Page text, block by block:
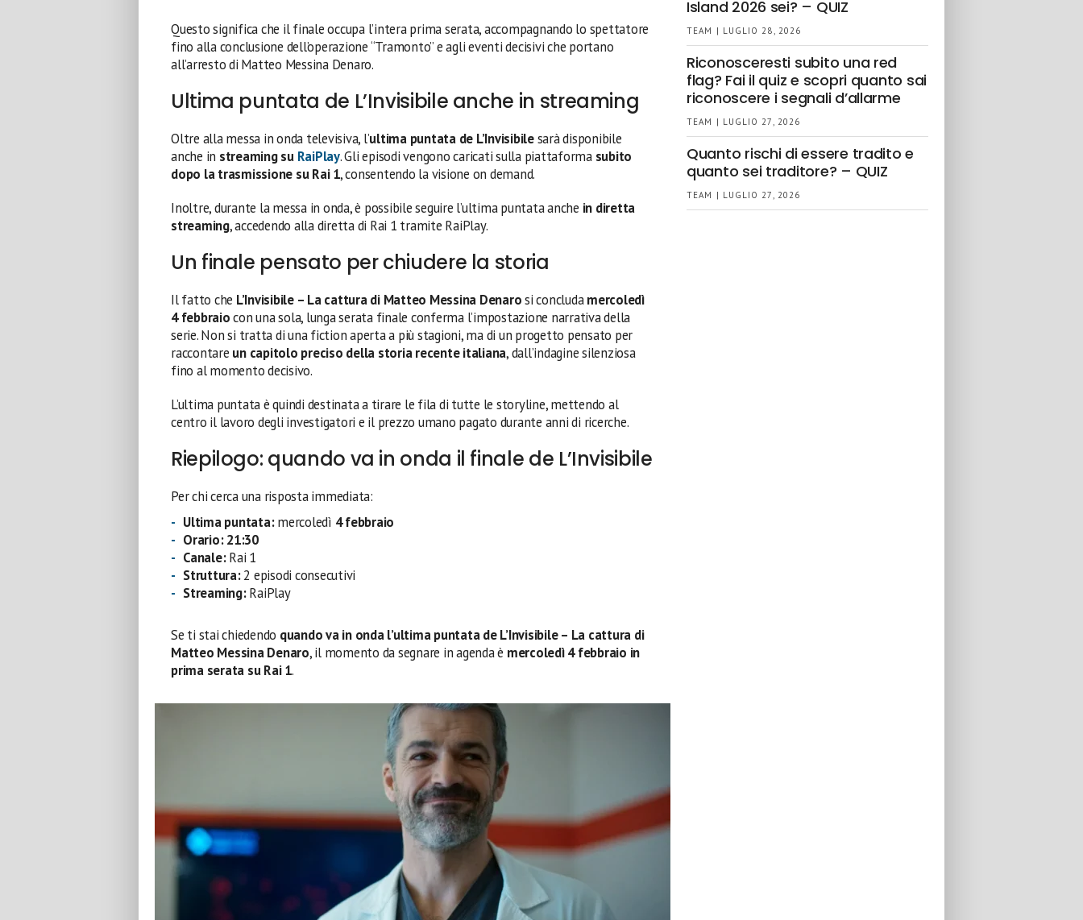
Questo significa che il finale occupa l’intera prima serata, accompagnando lo spettatore
fino alla conclusione dell’operazione “Tramonto” e agli eventi decisivi che portano
all’arresto di Matteo Messina Denaro.
Ultima puntata de L’Invisibile anche in streaming
Oltre alla messa in onda televisiva, l’ultima puntata de L’Invisibilesarà disponibile
anche in streaming su RaiPlay. Gli episodi vengono caricati sulla piattaforma subito
dopo la trasmissione su Rai 1, consentendo la visione on demand.
Inoltre, durante la messa in onda, è possibile seguire l’ultima puntata anche in diretta
streaming, accedendo alla diretta di Rai 1 tramite RaiPlay.
Un finale pensato per chiudere la storia
Il fatto che L’Invisibile – La cattura di Matteo Messina Denarosi concludamercoledì
4 febbraiocon una sola, lunga serata finale conferma l’impostazione narrativa della
serie. Non si tratta di una fiction aperta a più stagioni, ma di un progetto pensato per
raccontare un capitolo preciso della storia recente italiana, dall’indagine silenziosa
fino al momento decisivo.
L’ultima puntata è quindi destinata a tirare le fila di tutte le storyline, mettendo al
centro il lavoro degli investigatori e il prezzo umano pagato durante anni di ricerche.
Riepilogo: quando va in onda il finale de L’Invisibile
Per chi cerca una risposta immediata:
Ultima puntata:mercoledì 4 febbraio
Orario: 21:30
Canale:Rai 1
Struttura:2 episodi consecutivi
Streaming:RaiPlay
Se ti stai chiedendo quando va in onda l’ultima puntata de L’Invisibile – La cattura di
Matteo Messina Denaro, il momento da segnare in agenda è mercoledì 4 febbraio in
prima serata su Rai 1.
Island 2026 sei? – QUIZ
TEAM | LUGLIO 28, 2026
Riconosceresti subito una red
flag? Fai il quiz e scopri quanto sai
riconoscere i segnali d’allarme
TEAM | LUGLIO 27, 2026
Quanto rischi di essere tradito e
quanto sei traditore? – QUIZ
TEAM | LUGLIO 27, 2026